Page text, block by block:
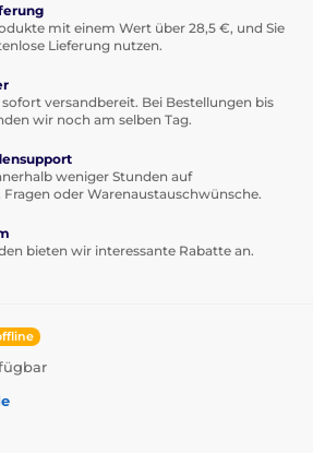
mit einem Wert über 28,5 €, und Sie
Lieferung nutzen.
versandbereit. Bei Bestellungen bis
wir noch am selben Tag.
weniger Stunden auf
oder Warenaustauschwünsche.
bieten wir interessante Rabatte an.